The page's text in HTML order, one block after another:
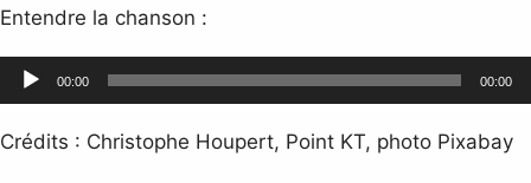
Entendre la chanson :
Lecteur
audio
00:00 00:00
Crédits : Christophe Houpert, Point KT, photo Pixabay